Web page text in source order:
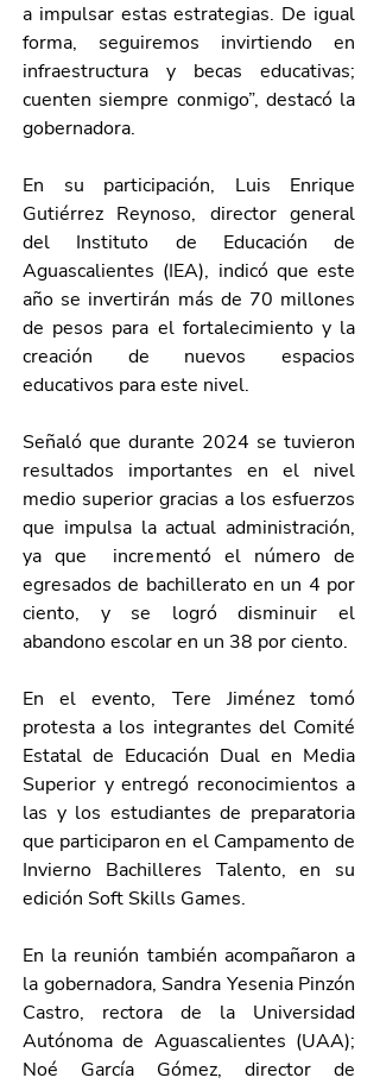
a impulsar estas estrategias. De igual
forma, seguiremos invirtiendo en
infraestructura y becas educativas;
cuenten siempre conmigo”, destacó la
gobernadora.
En su participación, Luis Enrique
Gutiérrez Reynoso, director general
del Instituto de Educación de
Aguascalientes (IEA), indicó que este
año se invertirán más de 70 millones
de pesos para el fortalecimiento y la
creación de nuevos espacios
educativos para este nivel.
Señaló que durante 2024 se tuvieron
resultados importantes en el nivel
medio superior gracias a los esfuerzos
que impulsa la actual administración,
ya que  incrementó el número de
egresados de bachillerato en un 4 por
ciento, y se logró disminuir el
abandono escolar en un 38 por ciento.
En el evento, Tere Jiménez tomó
protesta a los integrantes del Comité
Estatal de Educación Dual en Media
Superior y entregó reconocimientos a
las y los estudiantes de preparatoria
que participaron en el Campamento de
Invierno Bachilleres Talento, en su
edición Soft Skills Games.
En la reunión también acompañaron a
la gobernadora, Sandra Yesenia Pinzón
Castro, rectora de la Universidad
Autónoma de Aguascalientes (UAA);
Noé García Gómez, director de